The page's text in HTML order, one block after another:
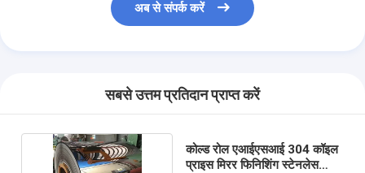
अब से संपर्क करें
सबसे उत्तम प्रतिदान प्राप्त करें
कोल्ड रोल एआईएसआई 304 कॉइल
प्राइस मिरर फिनिशिंग स्टेनलेस